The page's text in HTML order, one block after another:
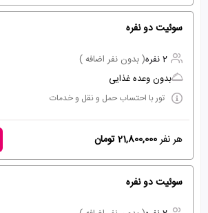
سوئیت دو نفره
2 نفره
( بدون نفر اضافه )
بدون وعده غذایی
تور با احتساب حمل و نقل و خدمات
هر نفر21,800,000 تومان
سوئیت دو نفره